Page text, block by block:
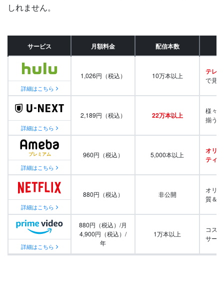
しれません。
サービス 月額料金 配信本数
詳細はこちら
1,026円（税込） 10万本以上 テレビ
で見
詳細はこちら
2,189円（税込） 22万本以上
様々
揃う
詳細はこちら
960円（税込） 5,000本以上
オリ
ティ
詳細はこちら
880円（税込） 非公開
オリ
質＆
詳細はこちら
880円（税込）/月
4,900円（税込）/
年
1万本以上
コス
サー